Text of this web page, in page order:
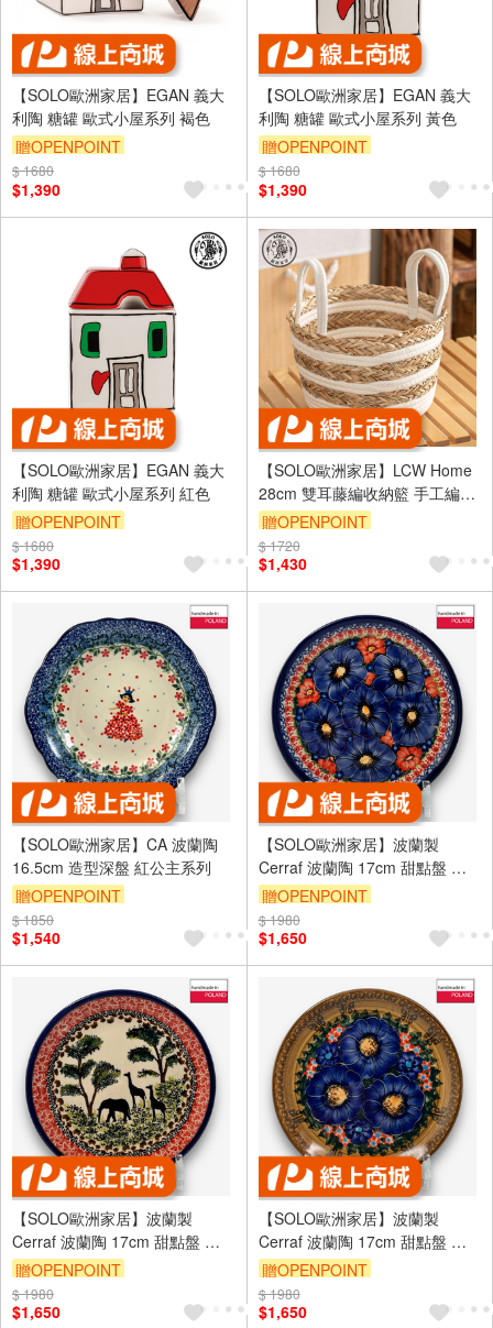
【SOLO歐洲家居】EGAN 義大
利陶 糖罐 歐式小屋系列 褐色
贈OPENPOINT
$ 1680
$1,390
【SOLO歐洲家居】EGAN 義大
利陶 糖罐 歐式小屋系列 黃色
贈OPENPOINT
$ 1680
$1,390
【SOLO歐洲家居】EGAN 義大
利陶 糖罐 歐式小屋系列 紅色
贈OPENPOINT
$ 1680
$1,390
【SOLO歐洲家居】LCW Home
28cm 雙耳藤編收納籃 手工編織
花籃 水果籃 洗衣籃 居家擺飾
贈OPENPOINT
$ 1720
$1,430
【SOLO歐洲家居】CA 波蘭陶
16.5cm 造型深盤 紅公主系列
贈OPENPOINT
$ 1850
$1,540
【SOLO歐洲家居】波蘭製
Cerraf 波蘭陶 17cm 甜點盤 圓
盤 赤藍芳華系列
贈OPENPOINT
$ 1980
$1,650
【SOLO歐洲家居】波蘭製
Cerraf 波蘭陶 17cm 甜點盤 圓
盤 曠野長歌系列
贈OPENPOINT
$ 1980
$1,650
【SOLO歐洲家居】波蘭製
Cerraf 波蘭陶 17cm 甜點盤 圓
盤 蝶語黃昏系列
贈OPENPOINT
$ 1980
$1,650